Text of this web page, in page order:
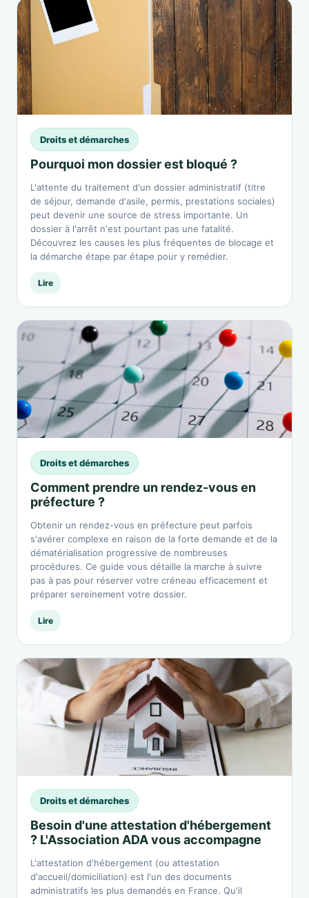
Droits et démarches
Pourquoi mon dossier est bloqué ?
L'attente du traitement d'un dossier administratif (titre
de séjour, demande d'asile, permis, prestations sociales)
peut devenir une source de stress importante. Un
dossier à l'arrêt n'est pourtant pas une fatalité.
Découvrez les causes les plus fréquentes de blocage et
la démarche étape par étape pour y remédier.
Lire
Droits et démarches
Comment prendre un rendez-vous en
préfecture ?
Obtenir un rendez-vous en préfecture peut parfois
s'avérer complexe en raison de la forte demande et de la
dématérialisation progressive de nombreuses
procédures. Ce guide vous détaille la marche à suivre
pas à pas pour réserver votre créneau efficacement et
préparer sereinement votre dossier.
Lire
Droits et démarches
Besoin d'une attestation d'hébergement
? L'Association ADA vous accompagne
L'attestation d'hébergement (ou attestation
d'accueil/domiciliation) est l'un des documents
administratifs les plus demandés en France. Qu'il